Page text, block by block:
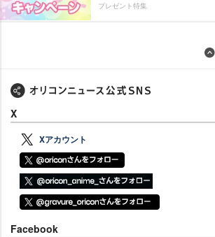
プレゼント特集
X
Xアカウント
Facebook